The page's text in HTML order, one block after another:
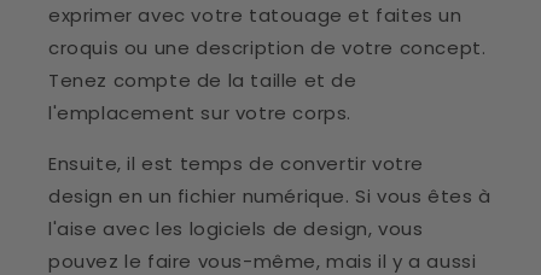
exprimer avec votre tatouage et faites un
croquis ou une description de votre concept.
Tenez compte de la taille et de
l'emplacement sur votre corps.
Ensuite, il est temps de convertir votre
design en un fichier numérique. Si vous êtes à
l'aise avec les logiciels de design, vous
pouvez le faire vous-même, mais il y a aussi